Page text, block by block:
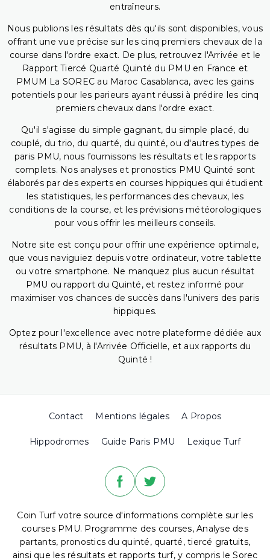
entraîneurs.
Nous publions les résultats dès qu'ils sont disponibles, vous
offrant une vue précise sur les cinq premiers chevaux de la
course dans l'ordre exact. De plus, retrouvez l'Arrivée et le
Rapport Tiercé Quarté Quinté du PMU en France et
PMUM La SOREC au Maroc Casablanca, avec les gains
potentiels pour les parieurs ayant réussi à prédire les cinq
premiers chevaux dans l'ordre exact.
Qu'il s'agisse du simple gagnant, du simple placé, du
couplé, du trio, du quarté, du quinté, ou d'autres types de
paris PMU, nous fournissons les résultats et les rapports
complets. Nos analyses et pronostics PMU Quinté sont
élaborés par des experts en courses hippiques qui étudient
les statistiques, les performances des chevaux, les
conditions de la course, et les prévisions météorologiques
pour vous offrir les meilleurs conseils.
Notre site est conçu pour offrir une expérience optimale,
que vous naviguiez depuis votre ordinateur, votre tablette
ou votre smartphone. Ne manquez plus aucun résultat
PMU ou rapport du Quinté, et restez informé pour
maximiser vos chances de succès dans l'univers des paris
hippiques.
Optez pour l'excellence avec notre plateforme dédiée aux
résultats PMU, à l'Arrivée Officielle, et aux rapports du
Quinté !
Contact Mentions légales A Propos
Hippodromes Guide Paris PMU Lexique Turf
Coin Turf votre source d'informations complète sur les
courses PMU. Programme des courses, Analyse des
partants, pronostics du quinté, quarté, tiercé gratuits,
ainsi que les résultats et rapports turf, y compris le Sorec